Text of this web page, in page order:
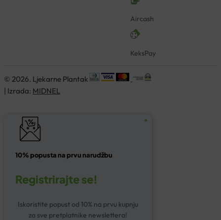
Aircash
KeksPay
© 2026. Ljekarne Plantak
| Izrada: MIDNEL
10% popusta na prvu narudžbu
Registrirajte se!
Iskoristite popust od 10% na prvu kupnju
za sve pretplatnike newslettera!